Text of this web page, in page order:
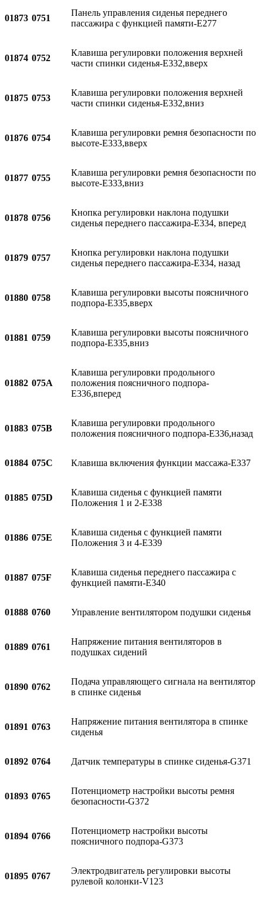
01873 0751
Панель управления сиденья переднего
пассажира с функцией памяти-E277
01874 0752
Клавиша регулировки положения верхней
части спинки сиденья-E332,вверх
01875 0753
Клавиша регулировки положения верхней
части спинки сиденья-E332,вниз
01876 0754
Клавиша регулировки ремня безопасности по
высоте-E333,вверх
01877 0755
Клавиша регулировки ремня безопасности по
высоте-E333,вниз
01878 0756
Кнопка регулировки наклона подушки
сиденья переднего пассажира-E334, вперед
01879 0757
Кнопка регулировки наклона подушки
сиденья переднего пассажира-E334, назад
01880 0758
Клавиша регулировки высоты поясничного
подпора-E335,вверх
01881 0759
Клавиша регулировки высоты поясничного
подпора-E335,вниз
01882 075A
Клавиша регулировки продольного
положения поясничного подпора-
E336,вперед
01883 075B
Клавиша регулировки продольного
положения поясничного подпора-E336,назад
01884 075C Клавиша включения функции массажа-E337
01885 075D
Клавиша сиденья с функцией памяти
Положения 1 и 2-E338
01886 075E
Клавиша сиденья с функцией памяти
Положения 3 и 4-E339
01887 075F
Клавиша сиденья переднего пассажира с
функцией памяти-E340
01888 0760 Управление вентилятором подушки сиденья
01889 0761
Напряжение питания вентиляторов в
подушках сидений
01890 0762
Подача управляющего сигнала на вентилятор
в спинке сиденья
01891 0763
Напряжение питания вентилятора в спинке
сиденья
01892 0764 Датчик температуры в спинке сиденья-G371
01893 0765
Потенциометр настройки высоты ремня
безопасности-G372
01894 0766
Потенциометр настройки высоты
поясничного подпора-G373
01895 0767
Электродвигатель регулировки высоты
рулевой колонки-V123